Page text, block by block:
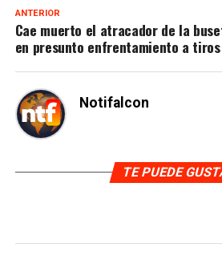
ANTERIOR
Cae muerto el atracador de la
en presunto enfrentamiento a tiros
Notifalcon
TE PUEDE